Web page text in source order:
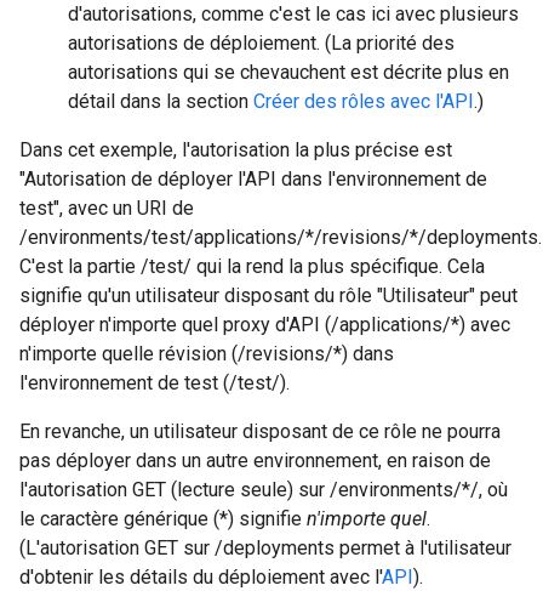
d'autorisations, comme c'est le cas ici avec plusieurs
autorisations de déploiement. (La priorité des
autorisations qui se chevauchent est décrite plus en
détail dans la section Créer des rôles avec l'API .)
Dans cet exemple, l'autorisation la plus précise est
"Autorisation de déployer l'API dans l'environnement de
test", avec un URI de
/environments/test/applications/*/revisions/*/deployments.
C'est la partie /test/ qui la rend la plus spécifique. Cela
signifie qu'un utilisateur disposant du rôle "Utilisateur" peut
déployer n'importe quel proxy d'API (/applications/*) avec
n'importe quelle révision (/revisions/*) dans
l'environnement de test (/test/).
En revanche, un utilisateur disposant de ce rôle ne pourra
pas déployer dans un autre environnement, en raison de
l'autorisation GET (lecture seule) sur /environments/*/, où
le caractère générique (*) signifie n'importe quel.
(L'autorisation GET sur /deployments permet à l'utilisateur
d'obtenir les détails du déploiement avec l'API ).